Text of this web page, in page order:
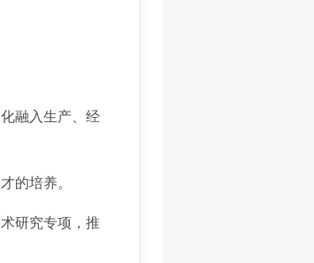
融入生产、经
的培养。
研究专项，推